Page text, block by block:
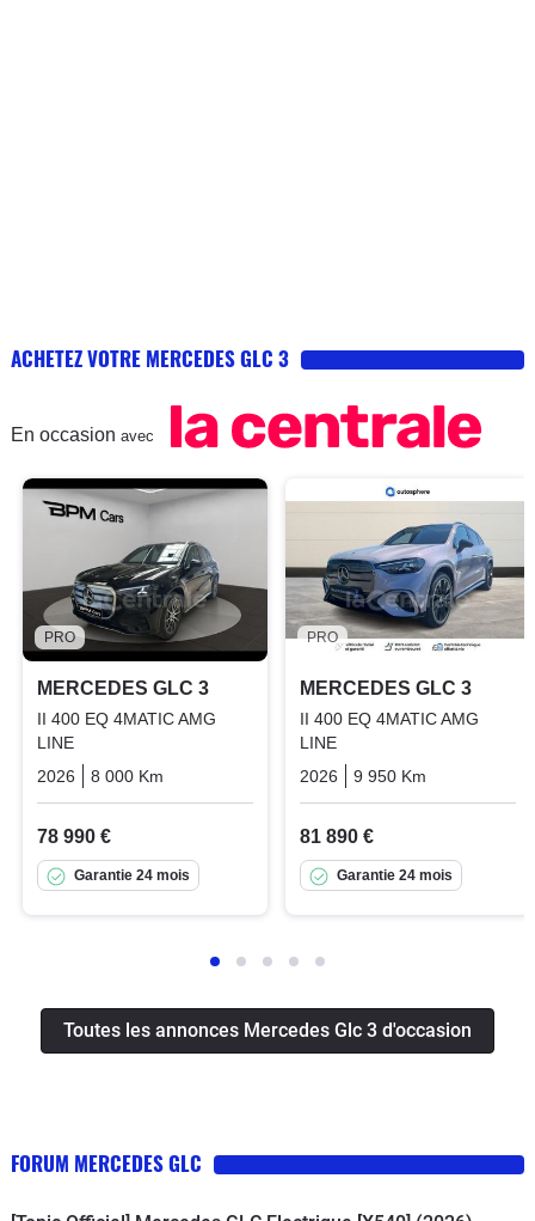
ACHETEZ VOTRE MERCEDES GLC 3
En occasion avec
PRO
MERCEDES GLC 3
II 400 EQ 4MATIC AMG
LINE
2026
8 000 Km Electric
78 990 €
Garantie 24 mois
PRO
MERCEDES GLC 3
II 400 EQ 4MATIC AMG
LINE
2026
9 950 Km
81 890 €
Garantie 24 mois
Toutes les annonces Mercedes Glc 3 d'occasion
FORUM MERCEDES GLC